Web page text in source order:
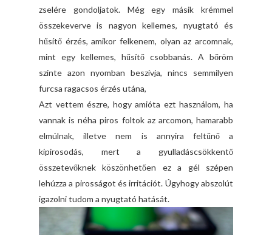
zselére gondoljatok. Még egy másik krémmel
összekeverve is nagyon kellemes, nyugtató és
hűsítő érzés, amikor felkenem, olyan az arcomnak,
mint egy kellemes, hűsítő csobbanás. A bőröm
szinte azon nyomban beszívja, nincs semmilyen
furcsa ragacsos érzés utána,
Azt vettem észre, hogy amióta ezt használom, ha
vannak is néha piros foltok az arcomon, hamarabb
elmúlnak, illetve nem is annyira feltűnő a
kipirosodás, mert a gyulladáscsökkentő
összetevőknek köszönhetően ez a gél szépen
lehúzza a pirosságot és irritációt. Úgyhogy abszolút
igazolni tudom a nyugtató hatását.